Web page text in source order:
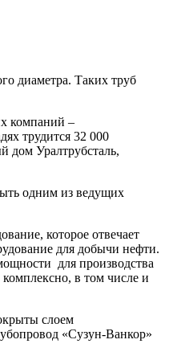
диаметра. Таких труб
компаний –
трудится 32 000
дом Уралтрубсталь,
одним из ведущих
которое отвечает
для добычи нефти.
для производства
в том числе и
слоем
«Сузун-Ванкор»